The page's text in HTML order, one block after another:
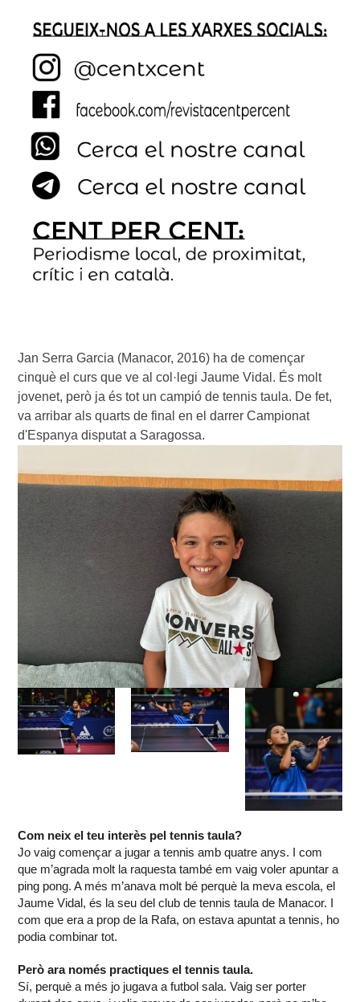
Jan Serra Garcia (Manacor, 2016) ha de començar
cinquè el curs que ve al col·legi Jaume Vidal. És molt
jovenet, però ja és tot un campió de tennis taula. De fet,
va arribar als quarts de final en el darrer Campionat
d'Espanya disputat a Saragossa.
Com neix el teu interès pel tennis taula?
Jo vaig començar a jugar a tennis amb quatre anys. I com
que m’agrada molt la raquesta també em vaig voler apuntar a
ping pong. A més m’anava molt bé perquè la meva escola, el
Jaume Vidal, és la seu del club de tennis taula de Manacor. I
com que era a prop de la Rafa, on estava apuntat a tennis, ho
podia combinar tot.
Però ara només practiques el tennis taula.
Sí, perquè a més jo jugava a futbol sala. Vaig ser porter